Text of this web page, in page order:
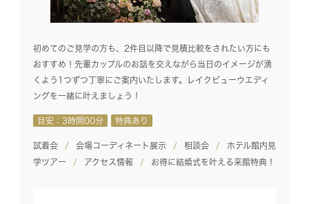
初めてのご見学の方も、2件目以降で見積比較をされたい方にも
おすすめ！先輩カップルのお話を交えながら当日のイメージが湧
くよう1つずつ丁寧にご案内いたします。レイクビューウエディ
ングを一緒に叶えましょう！
目安：3時間00分 特典あり
試着会 会場コーディネート展示 相談会
ホテル館内見
学ツアー
アクセス情報 お得に結婚式を叶える来館特典！